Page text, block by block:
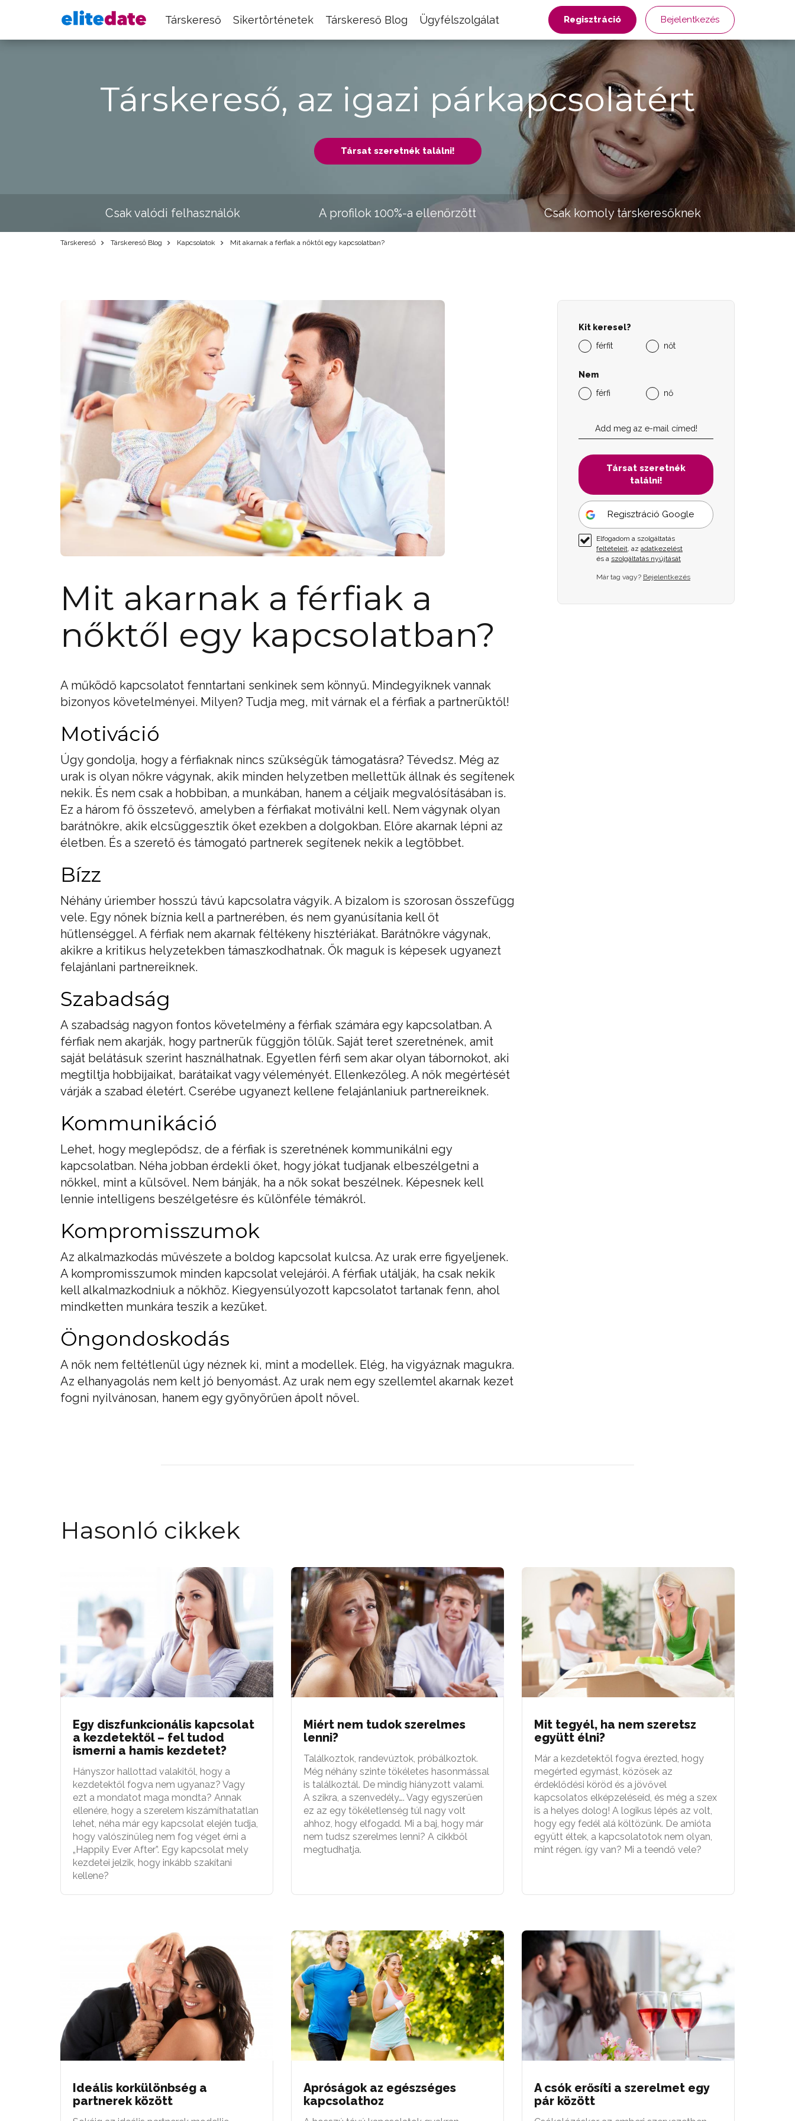
Társkereső Sikertörténetek Társkereső Blog Ügyfélszolgálat Regisztráció Bejelentkezés
Társkereső, az igazi párkapcsolatért
Társat szeretnék találni!
Csak valódi felhasználók A profilok 100%-a ellenőrzött Csak komoly társkeresőknek
Társkereső Társkereső Blog Kapcsolatok Mit akarnak a férfiak a nőktől egy kapcsolatban?
Mit akarnak a férfiak a
nőktől egy kapcsolatban?
A működő kapcsolatot fenntartani senkinek sem könnyű. Mindegyiknek vannak
bizonyos követelményei. Milyen? Tudja meg, mit várnak el a férfiak a partnerüktől!
Motiváció
Úgy gondolja, hogy a férfiaknak nincs szükségük támogatásra? Tévedsz. Még az
urak is olyan nőkre vágynak, akik minden helyzetben mellettük állnak és segítenek
nekik. És nem csak a hobbiban, a munkában, hanem a céljaik megvalósításában is.
Ez a három fő összetevő, amelyben a férfiakat motiválni kell. Nem vágynak olyan
barátnőkre, akik elcsüggesztik őket ezekben a dolgokban. Előre akarnak lépni az
életben. És a szerető és támogató partnerek segítenek nekik a legtöbbet.
Bízz
Néhány úriember hosszú távú kapcsolatra vágyik. A bizalom is szorosan összefügg
vele. Egy nőnek bíznia kell a partnerében, és nem gyanúsítania kell őt
hűtlenséggel. A férfiak nem akarnak féltékeny hisztériákat. Barátnőkre vágynak,
akikre a kritikus helyzetekben támaszkodhatnak. Ők maguk is képesek ugyanezt
felajánlani partnereiknek.
Szabadság
A szabadság nagyon fontos követelmény a férfiak számára egy kapcsolatban. A
férfiak nem akarják, hogy partnerük függjön tőlük. Saját teret szeretnének, amit
saját belátásuk szerint használhatnak. Egyetlen férfi sem akar olyan tábornokot, aki
megtiltja hobbijaikat, barátaikat vagy véleményét. Ellenkezőleg. A nők megértését
várják a szabad életért. Cserébe ugyanezt kellene felajánlaniuk partnereiknek.
Kommunikáció
Lehet, hogy meglepődsz, de a férfiak is szeretnének kommunikálni egy
kapcsolatban. Néha jobban érdekli őket, hogy jókat tudjanak elbeszélgetni a
nőkkel, mint a külsővel. Nem bánják, ha a nők sokat beszélnek. Képesnek kell
lennie intelligens beszélgetésre és különféle témákról.
Kompromisszumok
Az alkalmazkodás művészete a boldog kapcsolat kulcsa. Az urak erre figyeljenek.
A kompromisszumok minden kapcsolat velejárói. A férfiak utálják, ha csak nekik
kell alkalmazkodniuk a nőkhöz. Kiegyensúlyozott kapcsolatot tartanak fenn, ahol
mindketten munkára teszik a kezüket.
Öngondoskodás
A nők nem feltétlenül úgy néznek ki, mint a modellek. Elég, ha vigyáznak magukra.
Az elhanyagolás nem kelt jó benyomást. Az urak nem egy szellemtel akarnak kezet
fogni nyilvánosan, hanem egy gyönyörűen ápolt nővel.
Kit keresel?
férfit
nőt
Nem
férfi
nő
Társat szeretnék
találni!
Regisztráció Google
Elfogadom a szolgáltatás
feltételeit, az adatkezelést
és a szolgáltatás nyújtását
Már tag vagy? Bejelentkezés
Hasonló cikkek
Egy diszfunkcionális kapcsolat
a kezdetektől – fel tudod
ismerni a hamis kezdetet?
Hányszor hallottad valakitől, hogy a
kezdetektől fogva nem ugyanaz? Vagy
ezt a mondatot maga mondta? Annak
ellenére, hogy a szerelem kiszámíthatatlan
lehet, néha már egy kapcsolat elején tudja,
hogy valószínűleg nem fog véget érni a
„Happily Ever After”. Egy kapcsolat mely
kezdetei jelzik, hogy inkább szakítani
kellene?
Miért nem tudok szerelmes
lenni?
Találkoztok, randevúztok, próbálkoztok.
Még néhány szinte tökéletes hasonmással
is találkoztál. De mindig hiányzott valami.
A szikra, a szenvedély…. Vagy egyszerűen
ez az egy tökéletlenség túl nagy volt
ahhoz, hogy elfogadd. Mi a baj, hogy már
nem tudsz szerelmes lenni? A cikkből
megtudhatja.
Mit tegyél, ha nem szeretsz
együtt élni?
Már a kezdetektől fogva érezted, hogy
megérted egymást, közösek az
érdeklődési köröd és a jövővel
kapcsolatos elképzeléseid, és még a szex
is a helyes dolog! A logikus lépés az volt,
hogy egy fedél alá költözünk. De amióta
együtt éltek, a kapcsolatotok nem olyan,
mint régen. így van? Mi a teendő vele?
Ideális korkülönbség a
partnerek között
Apróságok az egészséges
kapcsolathoz
A csók erősíti a szerelmet egy
pár között